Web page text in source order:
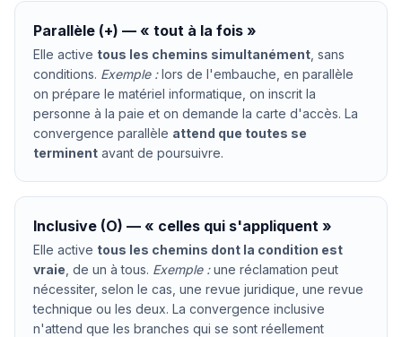
Parallèle (+) — « tout à la fois »
Elle active tous les chemins simultanément , sans
conditions. Exemple :lors de l'embauche, en parallèle
on prépare le matériel informatique, on inscrit la
personne à la paie et on demande la carte d'accès. La
convergence parallèle attend que toutes se
terminent avant de poursuivre.
Inclusive (O) — « celles qui s'appliquent »
Elle active tous les chemins dont la condition est
vraie , de un à tous. Exemple :une réclamation peut
nécessiter, selon le cas, une revue juridique, une revue
technique ou les deux. La convergence inclusive
n'attend que les branches qui se sont réellement